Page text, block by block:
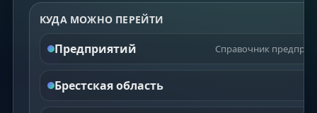
КУДА МОЖНО ПЕРЕЙТИ
Предприятий Справочник
Брестская область